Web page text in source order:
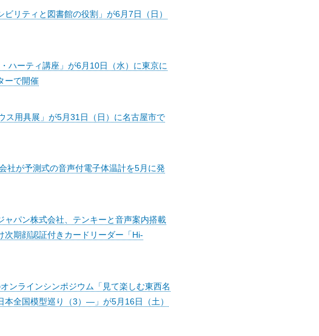
リティと図書館の役割」が6月7日（日）
ハーティ講座」が6月10日（水）に東京に
ーで開催
ス用具展」が5月31日（日）に名古屋市で
社が予測式の音声付電子体温計を5月に発
ャパン株式会社、テンキーと音声案内搭載
次期顔認証付きカードリーダー「Hi-
ンラインシンポジウム「見て楽しむ東西名
全国模型巡り（3）―」が5月16日（土）